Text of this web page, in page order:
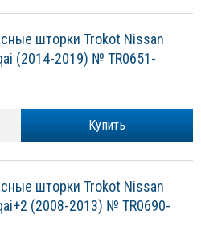
шторки Trokot Nissan
(2014-2019) № TR0651-
Купить
шторки Trokot Nissan
(2008-2013) № TR0690-